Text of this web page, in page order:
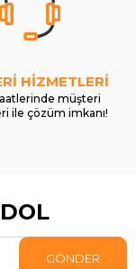
HİZMETLERİ
müşteri
ile çözüm imkanı!
GÖNDER